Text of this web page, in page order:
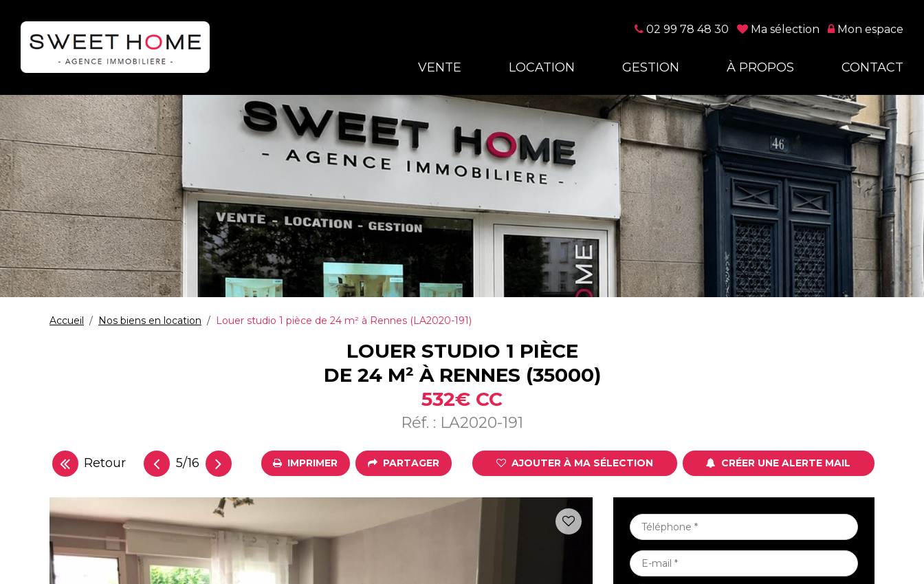
02 99 78 48 30 Ma sélection Mon espace
VENTE LOCATION GESTION À PROPOS CONTACT
Accueil Nos biens en location Louer studio 1 pièce de 24 m² à Rennes (LA2020-191)
LOUER STUDIO 1 PIÈCE
DE 24 M² À RENNES (35000)
532€ CC
Réf. : LA2020-191
Retour 5/16 IMPRIMER PARTAGER AJOUTER À MA SÉLECTION CRÉER UNE ALERTE MAIL
TÉLÉPHONE
*
E-
MAIL
VENTE
LOCATION
GESTION
À PROPOS
CONTACT